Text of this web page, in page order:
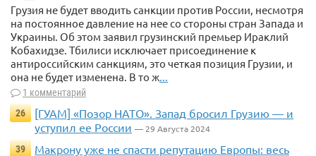
Грузия не будет вводить санкции против России, несмотря
на постоянное давление на нее со стороны стран Запада и
Украины. Об этом заявил грузинский премьер Ираклий
Кобахидзе. Тбилиси исключает присоединение к
антироссийским санкциям, это четкая позиция Грузии, и
она не будет изменена. В то ж...
1 комментарий
26
[ГУАМ] «Позор НАТО». Запад бросил Грузию — и
уступил ее России — 29 Августа 2024
39
Макрону уже не спасти репутацию Европы: весь